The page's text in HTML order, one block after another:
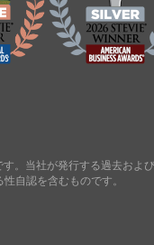
。当社が発行する過去およ
自認を含むものです。